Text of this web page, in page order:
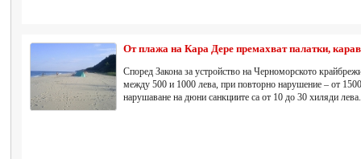
От плажа на Кара Дере премахват палатки,
Според Закона за устройство на Черноморското
между 500 и 1000 лева, при повторно нарушение – от
нарушаване на дюни санкциите са от 10 до 30 хиляди лева.